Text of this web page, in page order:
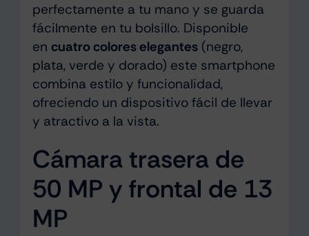
perfectamente a tu mano y se guarda
fácilmente en tu bolsillo. Disponible
en cuatro colores elegantes(negro,
plata, verde y dorado) este smartphone
combina estilo y funcionalidad,
ofreciendo un dispositivo fácil de llevar
y atractivo a la vista.
Cámara trasera de
50 MP y frontal de 13
MP